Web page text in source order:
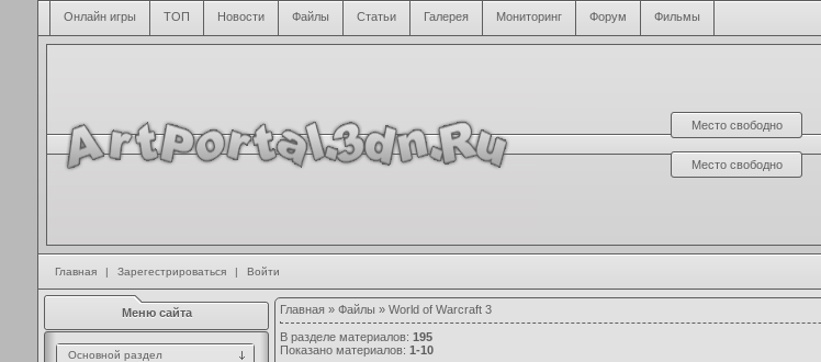
Онлайн игры ТОП Новости Файлы Статьи Галерея Мониторинг Форум Фильмы
Место свободно
Место свободно
Главная | Зарегестрироваться | Войти
Меню сайта
Основной раздел
Главная » Файлы » World of Warcraft 3
В разделе материалов: 195
Показано материалов: 1-10